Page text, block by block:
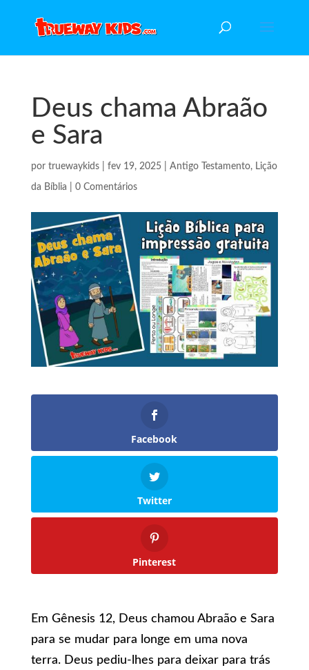
Deus chama Abraão
e Sara
por truewaykids| fev 19, 2025| Antigo Testamento, Lição
da Bíblia 0 Comentários
Facebook
Twitter
Pinterest
Em Gênesis 12, Deus chamou Abraão e Sara
para se mudar para longe em uma nova
terra. Deus pediu-lhes para deixar para trás